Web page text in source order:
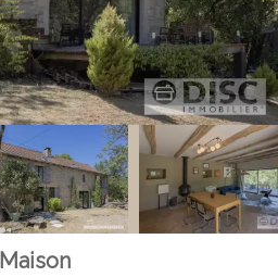
Maison